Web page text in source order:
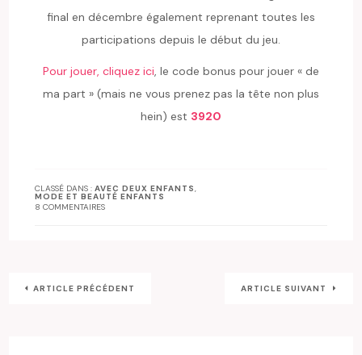
final en décembre également reprenant toutes les
participations depuis le début du jeu.
Pour jouer, cliquez ici, le code bonus pour jouer « de
ma part » (mais ne vous prenez pas la tête non plus
hein) est 3920
CLASSÉ DANS :AVEC DEUX ENFANTS,
MODE ET BEAUTÉ ENFANTS
8 COMMENTAIRES
ARTICLE PRÉCÉDENT ARTICLE SUIVANT